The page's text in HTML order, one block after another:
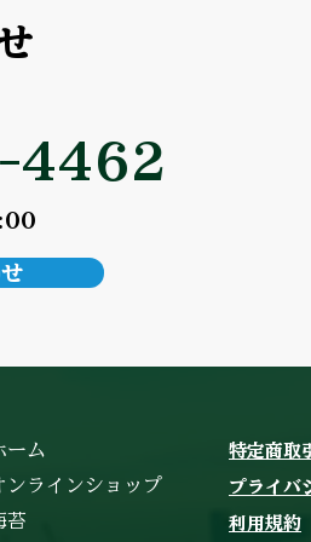
4462
ーム
ンラインショップ
苔
特定商取
プライバ
利用規約